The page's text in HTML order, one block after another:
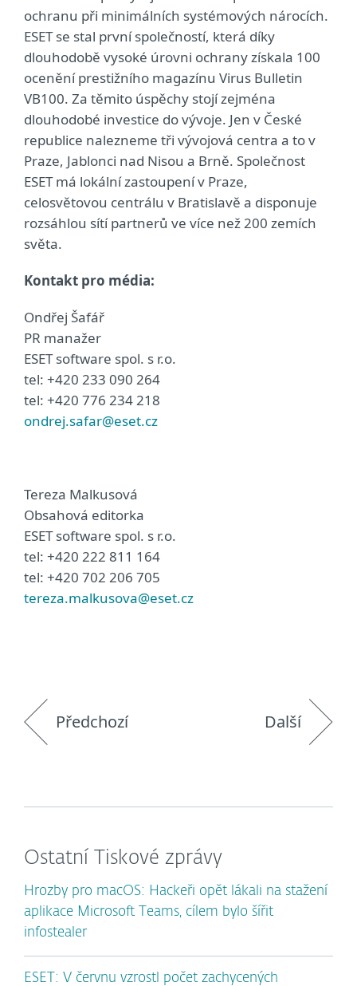
ochranu při minimálních systémových nárocích.
ESET se stal první společností, která díky
dlouhodobě vysoké úrovni ochrany získala 100
ocenění prestižního magazínu Virus Bulletin
VB100. Za těmito úspěchy stojí zejména
dlouhodobé investice do vývoje. Jen v České
republice nalezneme tři vývojová centra a to v
Praze, Jablonci nad Nisou a Brně. Společnost
ESET má lokální zastoupení v Praze,
celosvětovou centrálu v Bratislavě a disponuje
rozsáhlou sítí partnerů ve více než 200 zemích
světa.
Kontakt pro média:
Ondřej Šafář
PR manažer
ESET software spol. s r.o.
tel: +420 233 090 264
tel: +420 776 234 218
ondrej.safar@eset.cz
Tereza Malkusová
Obsahová editorka
ESET software spol. s r.o.
tel: +420 222 811 164
tel: +420 702 206 705
tereza.malkusova@eset.cz
Předchozí Další
Ostatní Tiskové zprávy
Hrozby pro macOS: Hackeři opět lákali na stažení
aplikace Microsoft Teams, cílem bylo šířit
infostealer
ESET: V červnu vzrostl počet zachycených